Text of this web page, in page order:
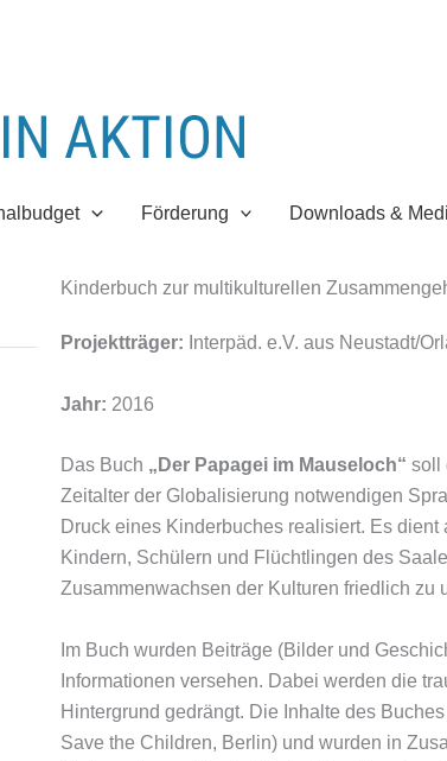
Förderung Downloads &
Kinderbuch zur multikulturellen
Projektträger: Interpäd. e.V. aus Neustadt/
Jahr: 2016
Das Buch „Der Papagei im Mauseloch“ soll
Zeitalter der Globalisierung notwendigen
Druck eines Kinderbuches realisiert. Es
Kindern, Schülern und Flüchtlin­gen des
Zusammenwachsen der Kulturen friedlich zu
Im Buch wurden Beiträge (Bilder und
Informationen versehen. Dabei werden die
Hintergrund gedrängt. Die Inhalte des
Save the Children, Berlin) und wurden in